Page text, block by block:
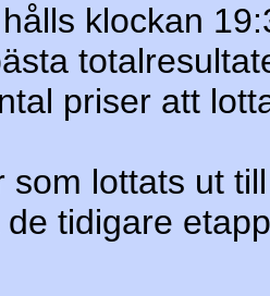
klockan
priser att
som lottats ut
tidigare